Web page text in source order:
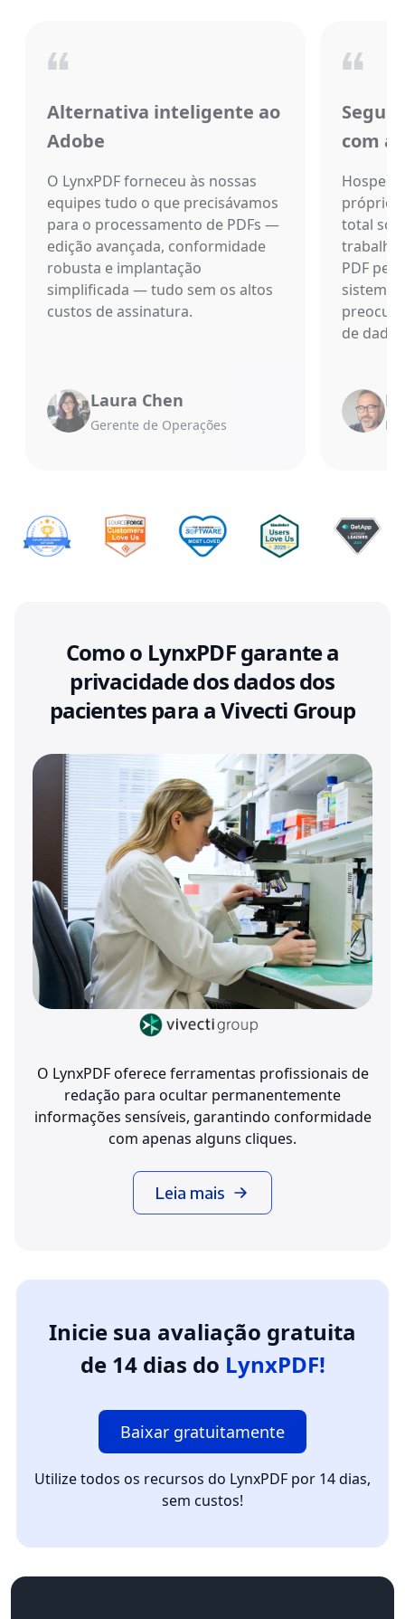
Alternativa inteligente ao
Adobe
O LynxPDF forneceu às nossas
equipes tudo o que precisávamos
para o processamento de PDFs —
edição avançada, conformidade
robusta e implantação
simplificada — tudo sem os altos
custos de assinatura.
Laura Chen
Gerente de Operações
com
próprio
total
trabalho
PDF
sistema,
de
Como o LynxPDF garante a
privacidade dos dados dos
pacientes para a Vivecti Group
O LynxPDF oferece ferramentas profissionais de
redação para ocultar permanentemente
informações sensíveis, garantindo conformidade
com apenas alguns cliques.
Leia mais
Inicie sua avaliação gratuita
de 14 dias do LynxPDF!
Baixar gratuitamente
Utilize todos os recursos do LynxPDF por 14 dias,
sem custos!